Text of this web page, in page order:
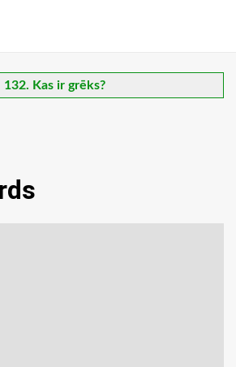
132. Kas ir grēks?